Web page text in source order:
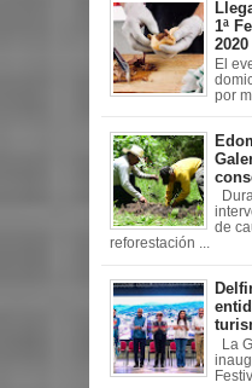
1ª
2020
El
por
de
reforestación ...
La